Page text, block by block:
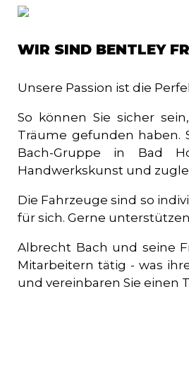
WIR SIND BENTLEY
Unsere Passion ist die
So können Sie sicher
Träume gefunden haben.
Bach-Gruppe in Bad
Handwerkskunst und
Die Fahrzeuge sind so
für sich. Gerne
Albrecht Bach und seine
Mitarbeitern tätig - was
und vereinbaren Sie einen